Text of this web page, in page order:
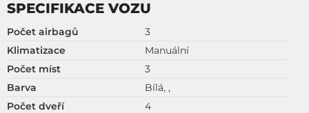
SPECIFIKACE VOZU
Počet airbagů
3
Klimatizace
Manuální
Počet míst
3
Barva
Bílá, ,
Počet dveří
4